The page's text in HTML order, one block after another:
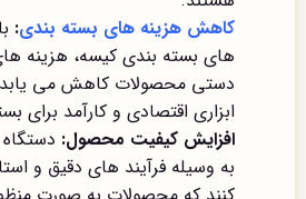
کاهش هزینه های بسته بندی:
های بسته بندی کیسه، هزینه
دستی محصولات کاهش می یابد،
ابزاری اقتصادی و کارآمد برای
افزایش کیفیت محصول:
به وسیله فرآیند های دقیق و